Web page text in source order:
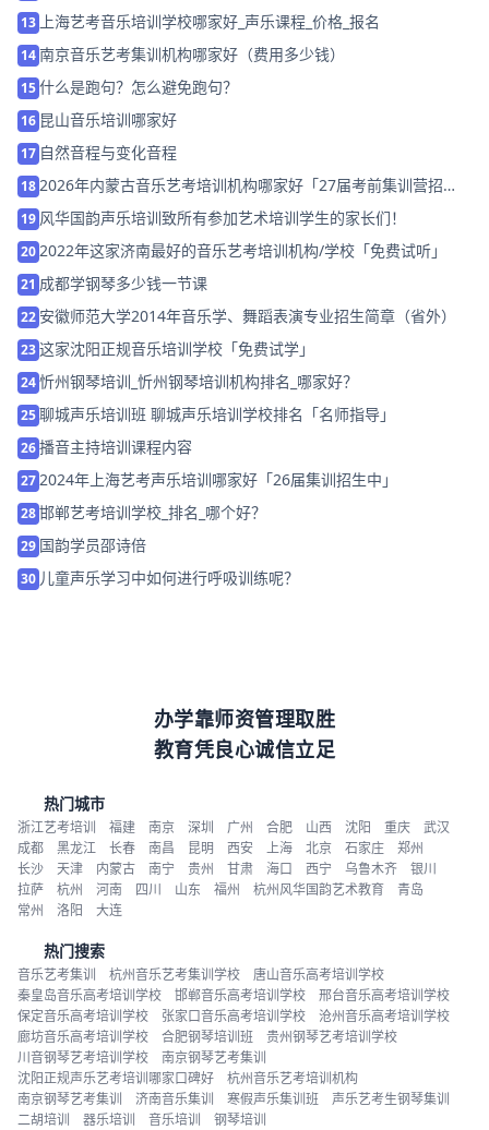
13 上海艺考音乐培训学校哪家好_声乐课程_价格_报名
14南京音乐艺考集训机构哪家好（费用多少钱）
15什么是跑句？怎么避免跑句？
16 昆山音乐培训哪家好
17 自然音程与变化音程
182026年内蒙古音乐艺考培训机构哪家好「27届考前集训营招
生」
19 风华国韵声乐培训致所有参加艺术培训学生的家长们！
202022年这家济南最好的音乐艺考培训机构/学校「免费试听」
21 成都学钢琴多少钱一节课
22 安徽师范大学2014年音乐学、舞蹈表演专业招生简章（省外）
23这家沈阳正规音乐培训学校「免费试学」
24忻州钢琴培训_忻州钢琴培训机构排名_哪家好？
25聊城声乐培训班 聊城声乐培训学校排名「名师指导」
26播音主持培训课程内容
272024年上海艺考声乐培训哪家好「26届集训招生中」
28邯郸艺考培训学校_排名_哪个好？
29 国韵学员邵诗倍
30 儿童声乐学习中如何进行呼吸训练呢？
办学靠师资管理取胜
教育凭良心诚信立足
热门城市
浙江艺考培训 福建 南京 深圳 广州 合肥 山西 沈阳 重庆
武汉
成都
黑龙江 长春 南昌 昆明 西安 上海 北京 石家庄
郑州
长沙
天津 内蒙古 南宁 贵州 甘肃 海口 西宁 乌鲁木齐
银川
拉萨
杭州 河南 四川 山东 福州 杭州风华国韵艺术教育
青岛
常州
洛阳 大连
热门搜索
音乐艺考集训 杭州音乐艺考集训学校
唐山音乐高考培训学校
秦皇岛音乐高考培训学校
邯郸音乐高考培训学校
邢台音乐高考培训学校
保定音乐高考培训学校
张家口音乐高考培训学校
沧州音乐高考培训学校
廊坊音乐高考培训学校
合肥钢琴培训班
贵州钢琴艺考培训学校
川音钢琴艺考培训学校
南京钢琴艺考集训
沈阳正规声乐艺考培训哪家口碑好
杭州音乐艺考培训机构
南京钢琴艺考集训
济南音乐集训 寒假声乐集训班
声乐艺考生钢琴集训
二胡培训
器乐培训 音乐培训 钢琴培训